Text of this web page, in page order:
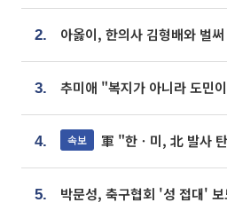
2.
3.
4. 속보 軍 "한ㆍ미, 北 발사 탄도미
5.